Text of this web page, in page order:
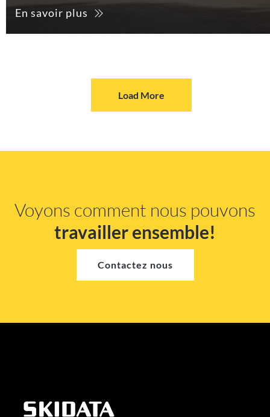
En savoir plus
Load More
Voyons comment nous pouvons
travailler ensemble!
Contactez nous